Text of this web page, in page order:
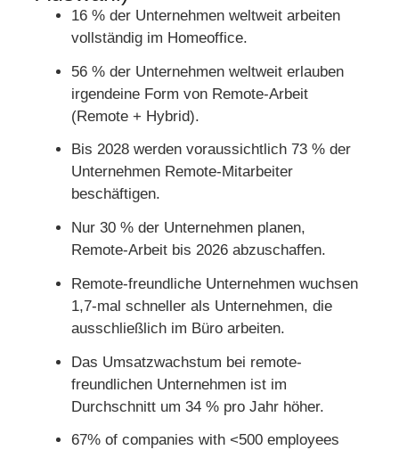
16 % der Unternehmen weltweit arbeiten
vollständig im Homeoffice.
56 % der Unternehmen weltweit erlauben
irgendeine Form von Remote-Arbeit
(Remote + Hybrid).
Bis 2028 werden voraussichtlich 73 % der
Unternehmen Remote-Mitarbeiter
beschäftigen.
Nur 30 % der Unternehmen planen,
Remote-Arbeit bis 2026 abzuschaffen.
Remote-freundliche Unternehmen wuchsen
1,7-mal schneller als Unternehmen, die
ausschließlich im Büro arbeiten.
Das Umsatzwachstum bei remote-
freundlichen Unternehmen ist im
Durchschnitt um 34 % pro Jahr höher.
67% of companies with <500 employees